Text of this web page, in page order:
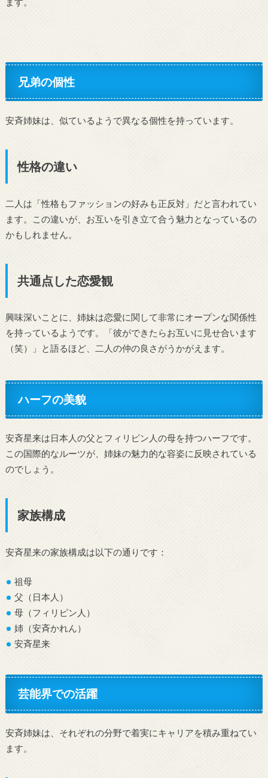
兄弟の個性
安斉姉妹は、似ているようで異なる個性を持っています。
性格の違い
二人は「性格もファッションの好みも正反対」だと言われてい
ます。この違いが、お互いを引き立て合う魅力となっているの
かもしれません。
共通点した恋愛観
興味深いことに、姉妹は恋愛に関して非常にオープンな関係性
を持っているようです。「彼ができたらお互いに見せ合います
（笑）」と語るほど、二人の仲の良さがうかがえます。
ハーフの美貌
安斉星来は日本人の父とフィリピン人の母を持つハーフです。
この国際的なルーツが、姉妹の魅力的な容姿に反映されている
のでしょう。
家族構成
安斉星来の家族構成は以下の通りです：
祖母
父（日本人）
母（フィリピン人）
姉（安斉かれん）
安斉星来
芸能界での活躍
安斉姉妹は、それぞれの分野で着実にキャリアを積み重ねてい
ます。